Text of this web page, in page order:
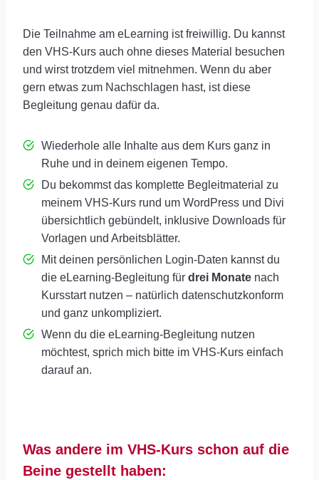
Die Teilnahme am eLearning ist freiwillig. Du kannst
den VHS-Kurs auch ohne dieses Material besuchen
und wirst trotzdem viel mitnehmen. Wenn du aber
gern etwas zum Nachschlagen hast, ist diese
Begleitung genau dafür da.
Wiederhole alle Inhalte aus dem Kurs ganz in
Ruhe und in deinem eigenen Tempo.
Du bekommst das komplette Begleitmaterial zu
meinem VHS-Kurs rund um WordPress und Divi
übersichtlich gebündelt, inklusive Downloads für
Vorlagen und Arbeitsblätter.
Mit deinen persönlichen Login-Daten kannst du
die eLearning-Begleitung für drei Monate nach
Kursstart nutzen – natürlich datenschutzkonform
und ganz unkompliziert.
Wenn du die eLearning-Begleitung nutzen
möchtest, sprich mich bitte im VHS-Kurs einfach
darauf an.
Was andere im VHS-Kurs schon auf die
Beine gestellt haben: